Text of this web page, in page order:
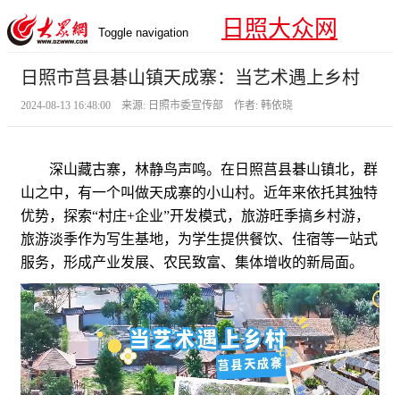
Toggle navigation 日照大众网
日照市莒县碁山镇天成寨：当艺术遇上乡村
2024-08-13 16:48:00 来源: 日照市委宣传部 作者: 韩依晓
深山藏古寨，林静鸟声鸣。在日照莒县碁山镇北，群
山之中，有一个叫做天成寨的小山村。近年来依托其独特
优势，探索“村庄+企业”开发模式，旅游旺季搞乡村游，
旅游淡季作为写生基地，为学生提供餐饮、住宿等一站式
服务，形成产业发展、农民致富、集体增收的新局面。